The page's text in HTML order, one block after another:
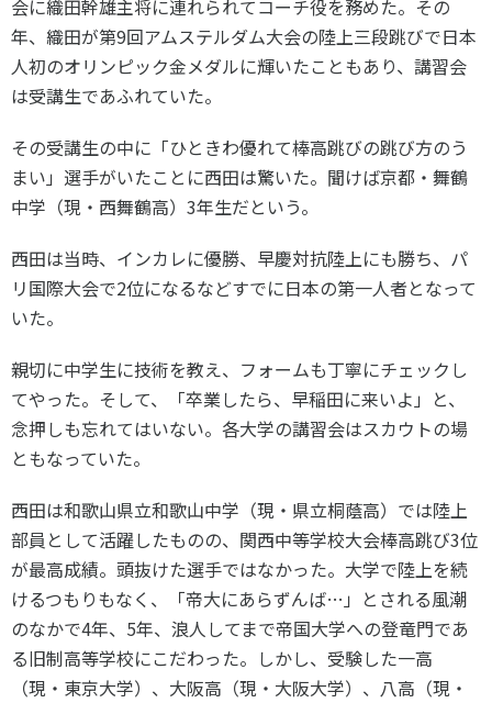
会に織田幹雄主将に連れられてコーチ役を務めた。その
年、織田が第9回アムステルダム大会の陸上三段跳びで日本
人初のオリンピック金メダルに輝いたこともあり、講習会
は受講生であふれていた。
その受講生の中に「ひときわ優れて棒高跳びの跳び方のう
まい」選手がいたことに西田は驚いた。聞けば京都・舞鶴
中学（現・西舞鶴高）3年生だという。
西田は当時、インカレに優勝、早慶対抗陸上にも勝ち、パ
リ国際大会で2位になるなどすでに日本の第一人者となって
いた。
親切に中学生に技術を教え、フォームも丁寧にチェックし
てやった。そして、「卒業したら、早稲田に来いよ」と、
念押しも忘れてはいない。各大学の講習会はスカウトの場
ともなっていた。
西田は和歌山県立和歌山中学（現・県立桐蔭高）では陸上
部員として活躍したものの、関西中等学校大会棒高跳び3位
が最高成績。頭抜けた選手ではなかった。大学で陸上を続
けるつもりもなく、「帝大にあらずんば…」とされる風潮
のなかで4年、5年、浪人してまで帝国大学への登竜門であ
る旧制高等学校にこだわった。しかし、受験した一高
（現・東京大学）、大阪高（現・大阪大学）、八高（現・